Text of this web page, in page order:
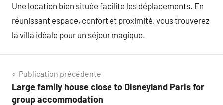
Une location bien située facilite les déplacements. En
réunissant espace, confort et proximité, vous trouverez
la villa idéale pour un séjour magique.
Navigation
de
Publication précédente
Large family house close to Disneyland Paris for
group accommodation